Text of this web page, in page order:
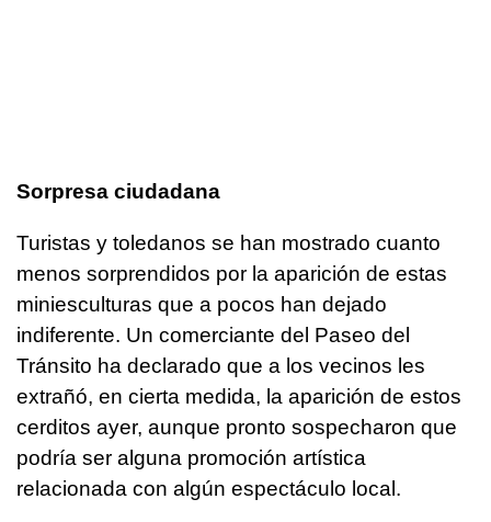
Sorpresa ciudadana
Turistas y toledanos se han mostrado cuanto
menos sorprendidos por la aparición de estas
miniesculturas que a pocos han dejado
indiferente. Un comerciante del Paseo del
Tránsito ha declarado que a los vecinos les
extrañó, en cierta medida, la aparición de estos
cerditos ayer, aunque pronto sospecharon que
podría ser alguna promoción artística
relacionada con algún espectáculo local.